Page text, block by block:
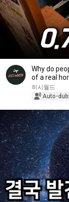
Why do
of a real
히시월드
Auto-